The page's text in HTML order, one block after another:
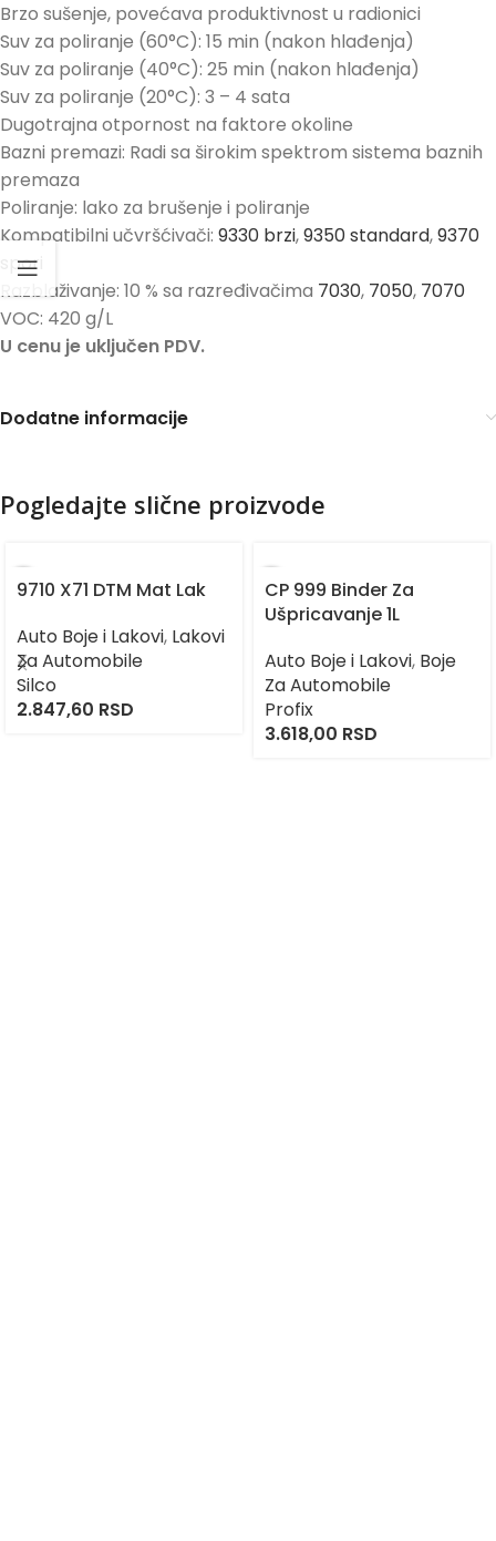
Brzo sušenje, povećava produktivnost u radionici
Suv za poliranje (60°C): 15 min (nakon hlađenja)
Suv za poliranje (40°C): 25 min (nakon hlađenja)
Suv za poliranje (20°C): 3 – 4 sata
Dugotrajna otpornost na faktore okoline
Bazni premazi: Radi sa širokim spektrom sistema baznih
premaza
Poliranje: lako za brušenje i poliranje
Kompatibilni učvršćivači: 9330 brzi,9350 standard,9370
spori
Razblaživanje: 10 % sa razređivačima 7030, 7050, 7070
VOC: 420 g/L
U cenu je uključen PDV.
Dodatne informacije
Pogledajte slične proizvode
9710 X71 DTM Mat Lak
Auto Boje i Lakovi, Lakovi
Za Automobile
Silco
2.847,60 RSD
CP 999 Binder Za
Ušpricavanje 1L
Auto Boje i Lakovi, Boje
Za Automobile
Profix
3.618,00 RSD